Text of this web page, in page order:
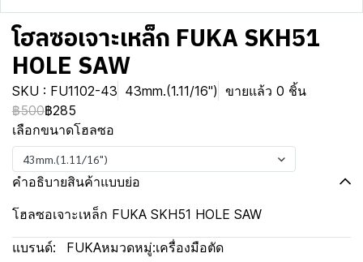
โฮลซอเจาะเหล็ก FUKA SKH51
HOLE SAW
SKU : FU1102-43 43mm.(1.11/16") ขายแล้ว 0 ชิ้น
฿500฿285
เลือกขนาดโฮลซอ
43mm.(1.11/16")
คำอธิบายสินค้าแบบย่อ
โฮลซอเจาะเหล็ก FUKA SKH51 HOLE SAW
แบรนด์: FUKAหมวดหมู่:เครื่องมือตัด